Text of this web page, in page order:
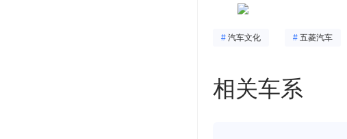
# 汽车文化 # 五菱汽车
相关车系